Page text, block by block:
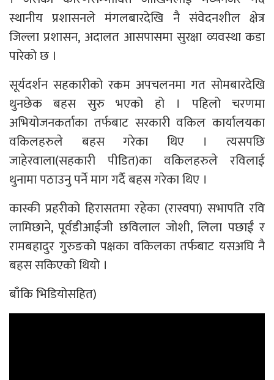
स्थानीय प्रशासनले मंगलबारदेखि नै संवेदनशील क्षेत्र
जिल्ला प्रशासन, अदालत आसपासमा सुरक्षा व्यवस्था कडा
पारेको छ ।
सूर्यदर्शन सहकारीको रकम अपचलनमा गत सोमबारदेखि
थुनछेक बहस सुरु भएको हो । पहिलो चरणमा
अभियोजनकर्ताका तर्फबाट सरकारी वकिल कार्यालयका
वकिलहरुले बहस गरेका थिए । त्यसपछि
जाहेरवाला(सहकारी पीडित)का वकिलहरुले रविलाई
थुनामा पठाउनु पर्ने माग गर्दै बहस गरेका थिए ।
कास्की प्रहरीको हिरासतमा रहेका (रास्वपा) सभापति रवि
लामिछाने, पूर्वडीआईजी छविलाल जोशी, लिला पछाईं र
रामबहादुर गुरुङको पक्षका वकिलका तर्फबाट यसअघि नै
बहस सकिएको थियो ।
बाँकि भिडियोसहित)